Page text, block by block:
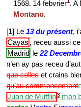
1568. 14 febvrier . A
Montano.
[1] Le13 du présent,
Cayas , receu aussi
Madrid
le22
n’en ay pas receu
que celleset crains
qu’au commencement
Juan de Mufflin3mon